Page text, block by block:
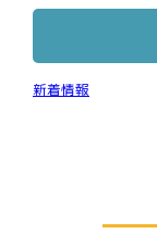
新着情報